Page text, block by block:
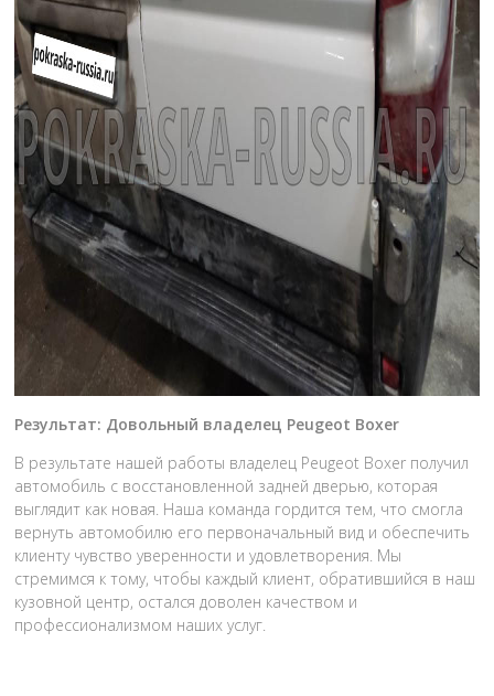
Результат: Довольный владелец Peugeot Boxer
В результате нашей работы владелец Peugeot Boxer получил
автомобиль с восстановленной задней дверью, которая
выглядит как новая. Наша команда гордится тем, что смогла
вернуть автомобилю его первоначальный вид и обеспечить
клиенту чувство уверенности и удовлетворения. Мы
стремимся к тому, чтобы каждый клиент, обратившийся в наш
кузовной центр, остался доволен качеством и
профессионализмом наших услуг.